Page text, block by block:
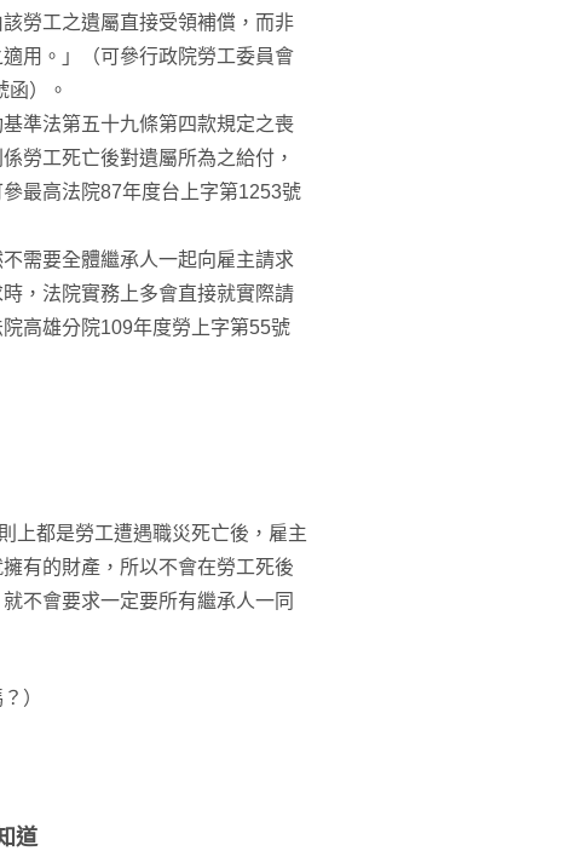
勞工之遺屬直接受領補償，而非
用。」（可參行政院勞工委員會
函）。
準法第五十九條第四款規定之喪
勞工死亡後對遺屬所為之給付，
最高法院87年度台上字第1253號
需要全體繼承人一起向雇主請求
，法院實務上多會直接就實際請
高雄分院109年度勞上字第55號
上都是勞工遭遇職災死亡後，雇主
有的財產，所以不會在勞工死後
不會要求一定要所有繼承人一同
）
道